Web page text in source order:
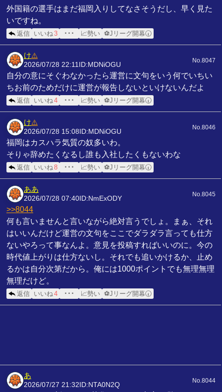
外国籍の選手はまだ福岡入りしてなさそうだし、早く見た
いですね。
返信 いいね3 ･･･ 📈勢い ⚽Jリーグ開幕🕢
け⚠️
2026/07/28 22:11 ID:MDNiOGU
No.8047
自分の意にそぐわなかったら運営に文句をいう何でいちい
ちお前のためだけに運営が報告しないといけないんだよ
返信 いいね4 ･･･ 📈勢い ⚽Jリーグ開幕🕢
け⚠️
2026/07/28 15:08 ID:MDNiOGU
No.8046
福岡はカスハラ気質の奴多いわ。
そりゃ辞めたくなるし誰も入社したくもないわな
返信 いいね8 ･･･ 📈勢い ⚽Jリーグ開幕🕢
ああ
2026/07/28 07:40 ID:NmExODY
No.8045
>>8044
何も言いませんと言いながら絶対言うでしょ。まぁ、それ
はいいんだけど運営の文句をここでダラダラ言っても仕方
ないやろって事なんよ。意見を投稿すればいいのに。今の
時代値上がりは仕方ないし。それでも追いかけるか、止め
るかは自分次第だから。俺には1000ポイントでも無理無理
無理だけど。
返信 いいね4 ･･･ 📈勢い ⚽Jリーグ開幕🕢
あ
2026/07/27 21:32 ID:NTA0N2Q
No.8044